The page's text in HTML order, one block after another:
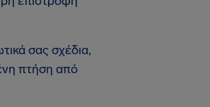
σας σχέδια,
πτήση από